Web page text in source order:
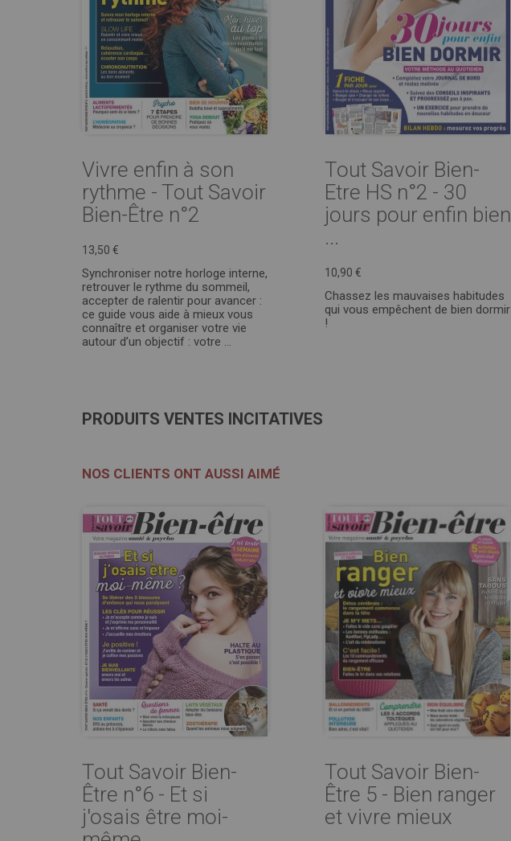
Vivre enfin à son
rythme - Tout Savoir
Bien-Être n°2
13,50 €
Synchroniser notre horloge interne,
retrouver le rythme du sommeil,
accepter de ralentir pour avancer :
ce guide vous aide à mieux vous
connaître et organiser votre vie
autour d’un objectif : votre ...
Tout Savoir Bien-
Etre HS n°2 - 30
jours pour enfin bien
...
10,90 €
Chassez les mauvaises habitudes
qui vous empêchent de bien dormir
!
PRODUITS VENTES INCITATIVES
NOS CLIENTS ONT AUSSI AIMÉ
Tout Savoir Bien-
Être n°6 - Et si
j'osais être moi-
Tout Savoir Bien-
Être 5 - Bien ranger
et vivre mieux